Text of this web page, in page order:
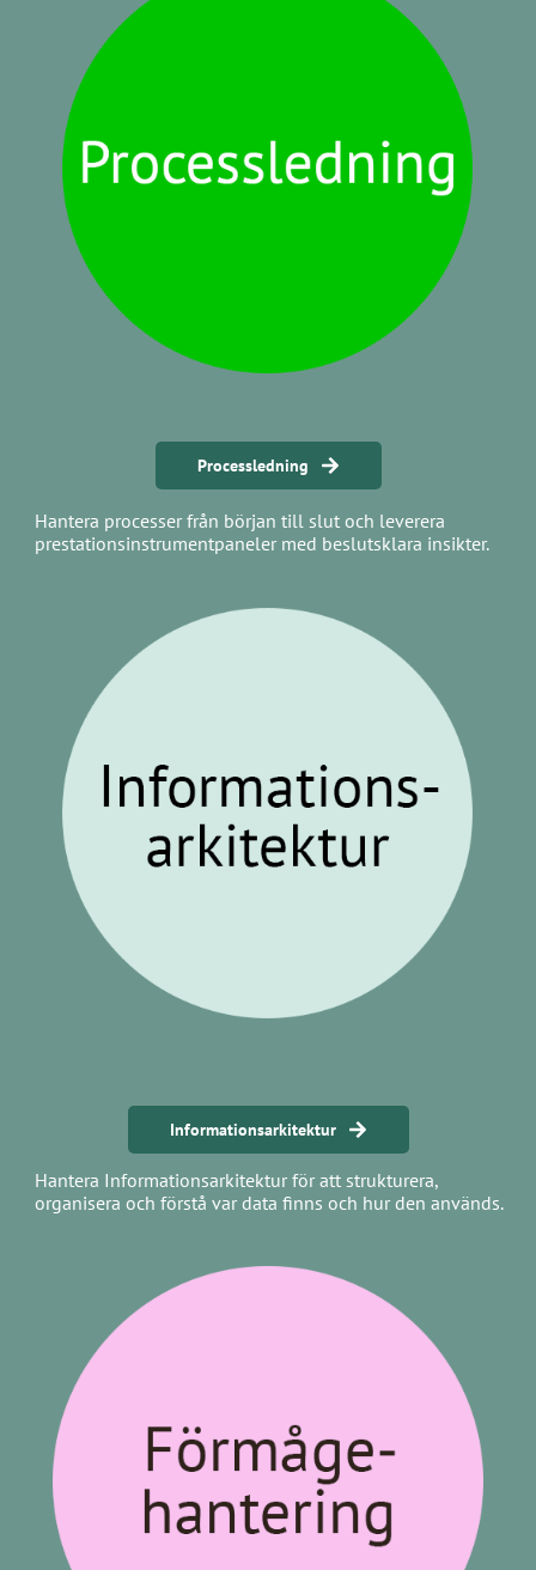
Processledning
Hantera processer från början till slut och leverera
prestationsinstrumentpaneler med beslutsklara insikter.
Informationsarkitektur
Hantera Informationsarkitektur för att strukturera,
organisera och förstå var data finns och hur den används.